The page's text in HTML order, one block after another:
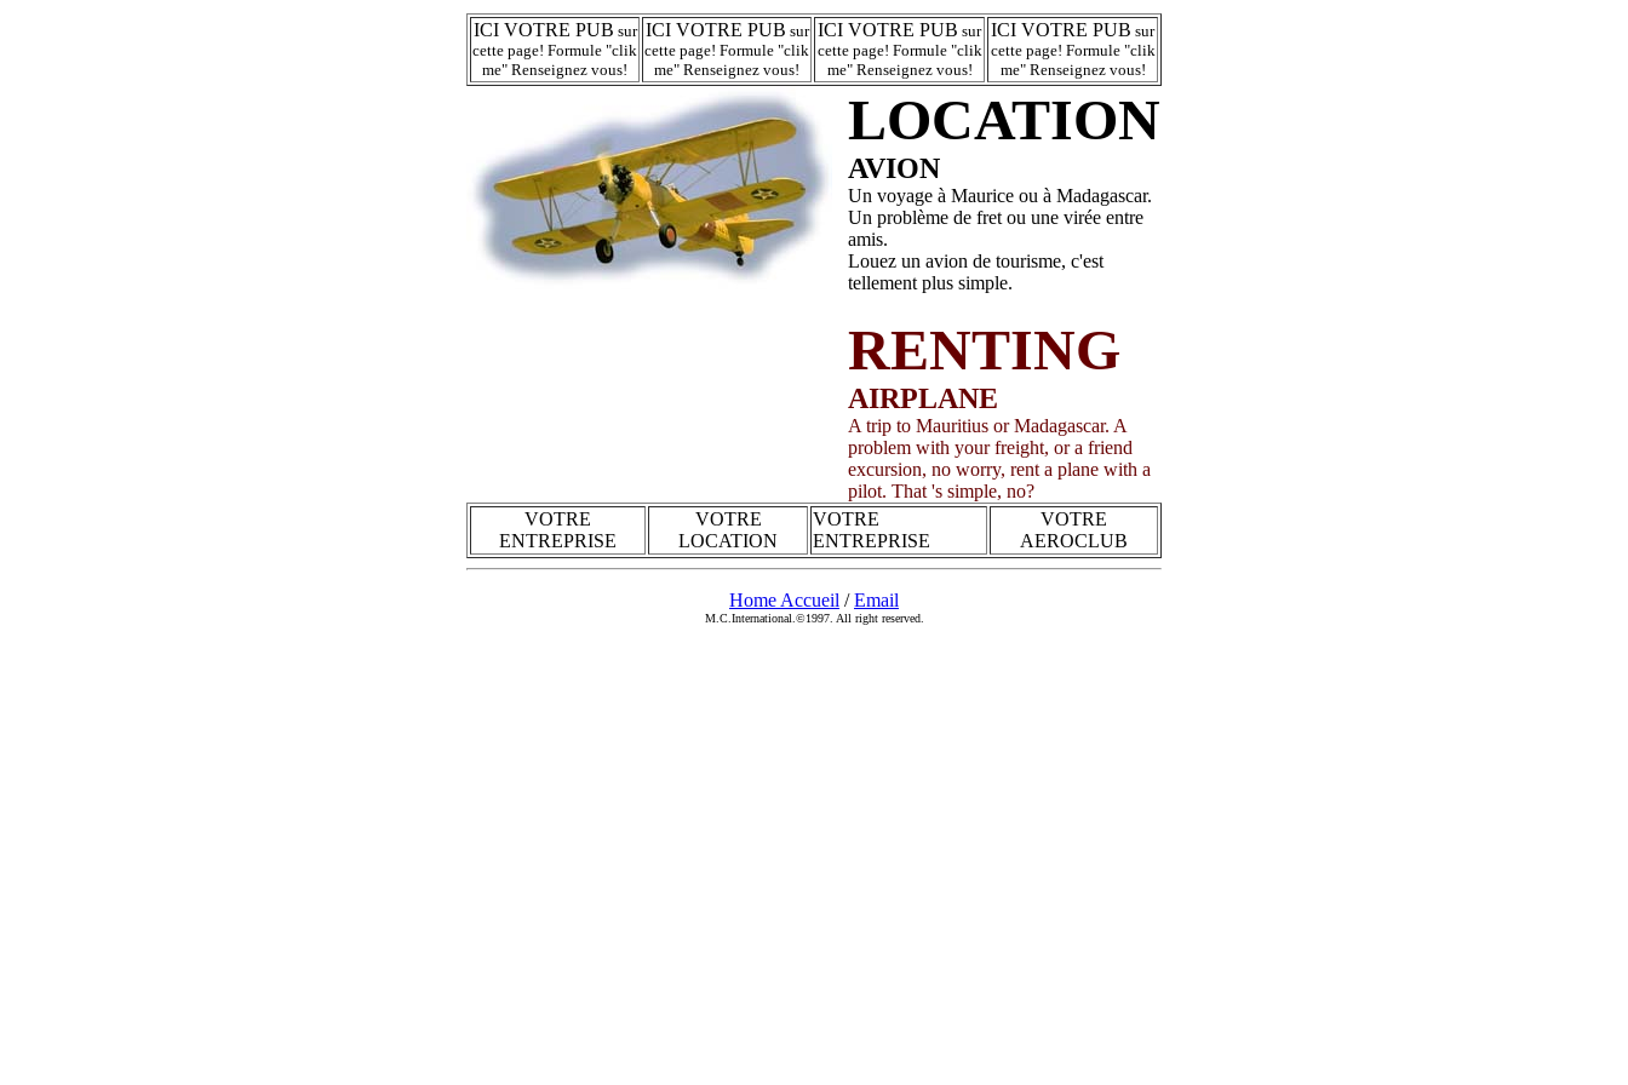
ICI VOTRE PUB sur
cette page! Formule "clik
me" Renseignez vous!
ICI VOTRE PUB sur
cette page! Formule "clik
me" Renseignez vous!
ICI VOTRE PUB sur
cette page! Formule "clik
me" Renseignez vous!
ICI VOTRE PUB sur
cette page! Formule "clik
me" Renseignez vous!
LOCATION
AVION
Un voyage à Maurice ou à Madagascar.
Un problème de fret ou une virée entre
amis.
Louez un avion de tourisme, c'est
tellement plus simple.
RENTING
AIRPLANE
A trip to Mauritius or Madagascar. A
problem with your freight, or a friend
excursion, no worry, rent a plane with a
pilot. That 's simple, no?
VOTRE
ENTREPRISE
VOTRE
LOCATION
VOTRE
ENTREPRISE
VOTRE
AEROCLUB
Home Accueil /Email
M.C.International.©1997. All right reserved.